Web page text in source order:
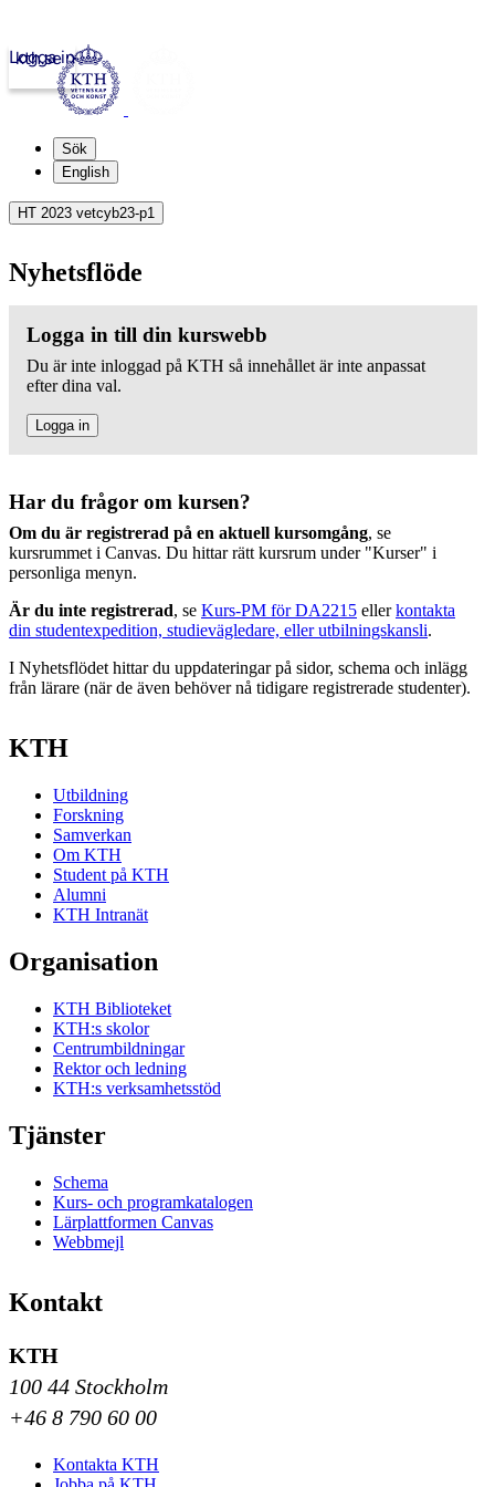
kth.se
Logga in
Sök
English
HT 2023 vetcyb23-p1
Nyhetsflöde
Logga in till din kurswebb
Du är inte inloggad på KTH så innehållet är inte anpassat
efter dina val.
Logga in
Har du frågor om kursen?
Om du är registrerad på en aktuell kursomgång, se
kursrummet i Canvas. Du hittar rätt kursrum under "Kurser" i
personliga menyn.
Är du inte registrerad, se Kurs-PM för DA2215 ellerkontakta
din studentexpedition, studievägledare, eller utbilningskansli.
I Nyhetsflödet hittar du uppdateringar på sidor, schema och inlägg
från lärare (när de även behöver nå tidigare registrerade studenter).
KTH
Utbildning
Forskning
Samverkan
Om KTH
Student på KTH
Alumni
KTH Intranät
Organisation
KTH Biblioteket
KTH:s skolor
Centrumbildningar
Rektor och ledning
KTH:s verksamhetsstöd
Tjänster
Schema
Kurs- och programkatalogen
Lärplattformen Canvas
Webbmejl
Kontakt
KTH
100 44 Stockholm
+46 8 790 60 00
Kontakta KTH